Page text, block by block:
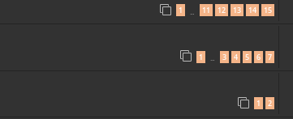
1 11 12 13 14 15
1 … 3 4 5 6 7
1 2